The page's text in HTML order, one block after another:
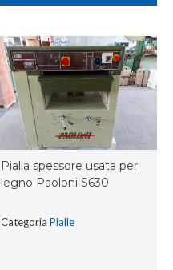
Pialla spessore usata per
legno Paoloni S630
Categoria Pialle